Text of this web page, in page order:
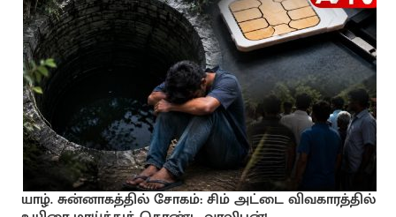
யாழ். சுன்னாகத்தில் சோகம்: சிம் அட்டை விவகாரத்தில்